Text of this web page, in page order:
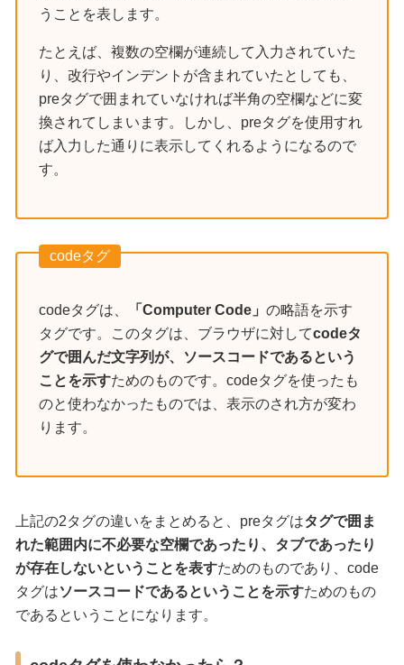
うことを表します。
たとえば、複数の空欄が連続して入力されていた
り、改行やインデントが含まれていたとしても、
preタグで囲まれていなければ半角の空欄などに変
換されてしまいます。しかし、preタグを使用すれ
ば入力した通りに表示してくれるようになるので
す。
codeタグ
codeタグは、 「Computer Code」 の略語を示す
タグです。このタグは、ブラウザに対してcodeタ
グで囲んだ文字列が、ソースコードであるという
ことを示すためのものです。codeタグを使ったも
のと使わなかったものでは、表示のされ方が変わ
ります。
上記の2タグの違いをまとめると、preタグはタグで囲ま
れた範囲内に不必要な空欄であったり、タブであったり
が存在しないということを表すためのものであり、code
タグはソースコードであるということを示すためのもの
であるということになります。